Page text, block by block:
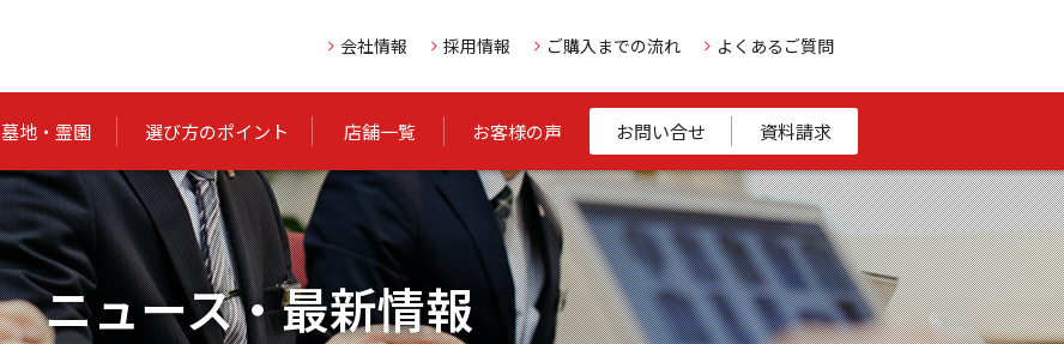
会社情報 採用情報 ご購入までの流れ よくあるご質問
墓地・霊園 選び方のポイント 店舗一覧 お客様の声 お問い合せ 資料請求
ニュース・最新情報